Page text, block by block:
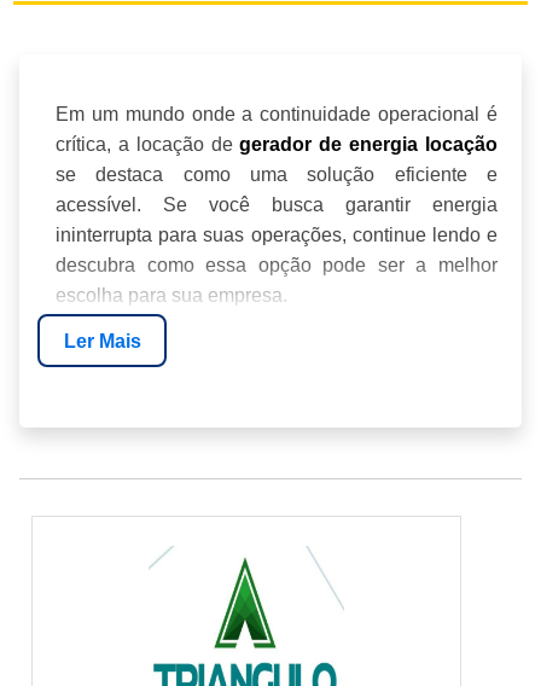
Em um mundo onde a continuidade operacional é
crítica, a locação degerador de energia locação
se destaca como uma solução eficiente e
acessível. Se você busca garantir energia
ininterrupta para suas operações, continue lendo e
descubra como essa opção pode ser a melhor
escolha para sua empresa.
BENEFÍCIOS DA LOCAÇÃO DE
COMO FUNCIONA O PROCESSO DE
TIPOS DE GERADORES DISPONÍVEIS PARA
LOCAÇÃO
ENTENDENDO OS CUSTOS ENVOLVIDOS
GERADORES PARA EVENTOS: UMA
Ler Mais